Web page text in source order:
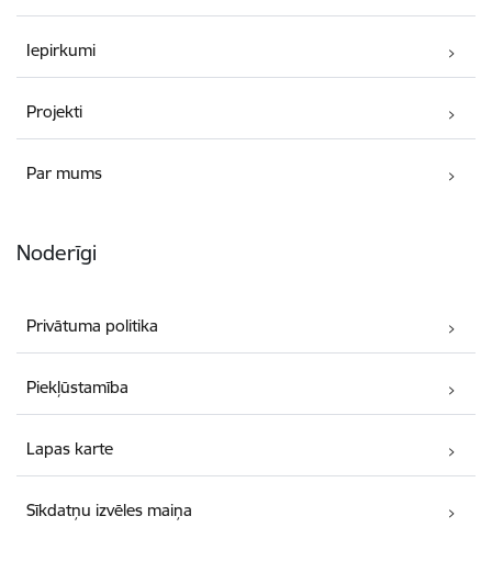
Iepirkumi
Projekti
Par mums
Noderīgi
Privātuma politika
Piekļūstamība
Lapas karte
Sīkdatņu izvēles maiņa